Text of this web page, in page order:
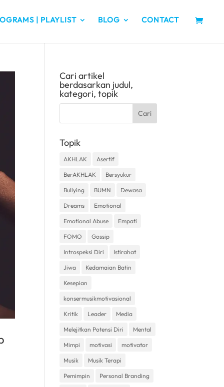
| PLAYLIST BLOG CONTACT
Cari artikel
berdasarkan judul,
kategori, topik
Topik
AKHLAK Asertif
BerAKHLAK Bersyukur
Bullying BUMN Dewasa
Dreams Emotional
Emotional Abuse Empati
FOMO Gossip
Introspeksi Diri Istirahat
Jiwa Kedamaian Batin
Kesepian
konsermusikmotivasional
Kritik Leader Media
Melejitkan Potensi Diri Mental
Mimpi motivasi motivator
Musik Musik Terapi
Pemimpin Personal Branding